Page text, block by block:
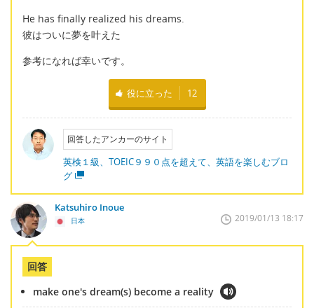
He has finally realized his dreams.
彼はついに夢を叶えた
参考になれば幸いです。
役に立った 12
回答したアンカーのサイト
英検１級、TOEIC９９０点を超えて、英語を楽しむブロ
グ
Katsuhiro Inoue
日本 2019/01/13 18:17
回答
make one's dream(s) become a reality